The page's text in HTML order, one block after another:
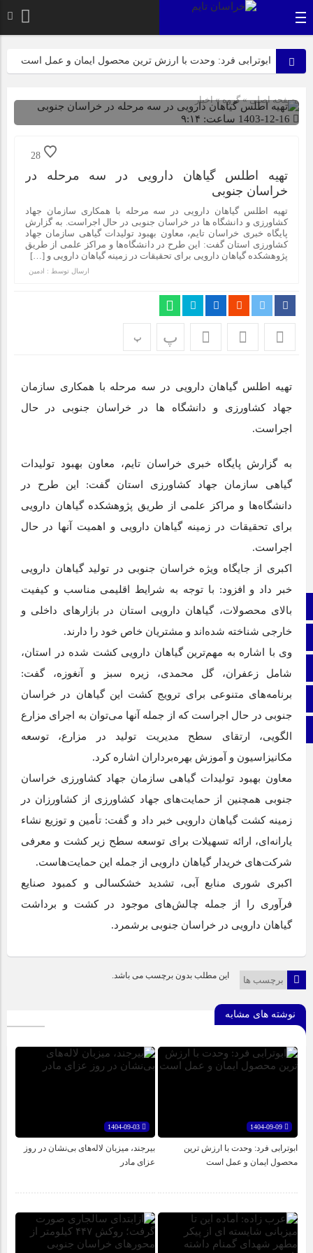
صفحه نخست
اینستاگرام
اطلاعات سایت
برو بالا
ابوترابی فرد: وحدت با ارزش ترین محصول ایمان و عمل است
عرب زاده: آماده این تا میزبانی شایسته ای از پیکر مطهر شهدای
گمنام داشته باشیم
ازابتدای سالجاری صورت گرفت؛ روکش ۴۴۷ کیلومتر از
محورهای خراسان جنوبی
راهپیمایی باشکوه ۱۳ آبان در بیرجند؛ «متحد و استوار مقابل
استکبار» + تصاویر
نیازمند رویکردی کارآفرینانه به فعالیت‌های پژوهشی در زمینه
اپلیکیشن «جعبه شادی کودکان»، محصول جدید سازمان فضای
مجازی سراج مرکز خراسان جنوبی، با هدف ارائه محتوای دیجیتال
ایمن، آموزنده و جذاب برای رده سنی کودک منتشر شد.
نمایشگاه ایران و افغانستان در بیرجند؛ گام بلند توسعه اقتصادی +
تصاویر
شد
عفو بین الملل: فیفا و یوفا، اسرائیل را محروم کنند
صفحه اصلی» گروه »اخبار
28
تهیه اطلس گیاهان دارویی در سه مرحله در
خراسان جنوبی
تهیه اطلس گیاهان دارویی در سه مرحله با همکاری سازمان جهاد
کشاورزی و دانشگاه ها در خراسان جنوبی در حال اجراست. به گزارش
پایگاه خبری خراسان تایم، معاون بهبود تولیدات گیاهی سازمان جهاد
کشاورزی استان گفت: این طرح در دانشگاه‌ها و مراکز علمی از طریق
پژوهشکده گیاهان دارویی برای تحقیقات در زمینه گیاهان دارویی و […]
ارسال توسط : ادمین
پ پ
تهیه اطلس گیاهان دارویی در سه مرحله با همکاری سازمان
جهاد کشاورزی و دانشگاه ها در خراسان جنوبی در حال
اجراست.
به گزارش پایگاه خبری خراسان تایم، معاون بهبود تولیدات
گیاهی سازمان جهاد کشاورزی استان گفت: این طرح در
دانشگاه‌ها و مراکز علمی از طریق پژوهشکده گیاهان دارویی
برای تحقیقات در زمینه گیاهان دارویی و اهمیت آنها در حال
اجراست.
اکبری از جایگاه ویژه خراسان جنوبی در تولید گیاهان دارویی
خبر داد و افزود: با توجه به شرایط اقلیمی مناسب و کیفیت
بالای محصولات، گیاهان دارویی استان در بازار‌های داخلی و
خارجی شناخته شده‌اند و مشتریان خاص خود را دارند.
وی با اشاره به مهم‌ترین گیاهان دارویی کشت شده در استان،
شامل زعفران، گل محمدی، زیره سبز و آنغوزه، گفت:
برنامه‌های متنوعی برای ترویج کشت این گیاهان در خراسان
جنوبی در حال اجراست که از جمله آنها می‌توان به اجرای مزارع
الگویی، ارتقای سطح مدیریت تولید در مزارع، توسعه
مکانیزاسیون و آموزش بهره‌برداران اشاره کرد.
معاون بهبود تولیدات گیاهی سازمان جهاد کشاورزی خراسان
جنوبی همچنین از حمایت‌های جهاد کشاورزی از کشاورزان در
زمینه کشت گیاهان دارویی خبر داد و گفت: تأمین و توزیع نشاء
یارانه‌ای، ارائه تسهیلات برای توسعه سطح زیر کشت و معرفی
شرکت‌های خریدار گیاهان دارویی از جمله این حمایت‌هاست.
اکبری شوری منابع آبی، تشدید خشکسالی و کمبود صنایع
فرآوری را از جمله چالش‌های موجود در کشت و برداشت
گیاهان دارویی در خراسان جنوبی برشمرد.
برچسب ها این مطلب بدون برچسب می باشد.
نوشته های مشابه
1404-09-09
ابوترابی فرد: وحدت با ارزش ترین
محصول ایمان و عمل است
بیرجند، میزبان لاله‌های بی‌نشان در روز
عزای مادر